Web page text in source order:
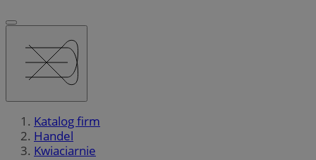
Katalog firm
Handel
Kwiaciarnie